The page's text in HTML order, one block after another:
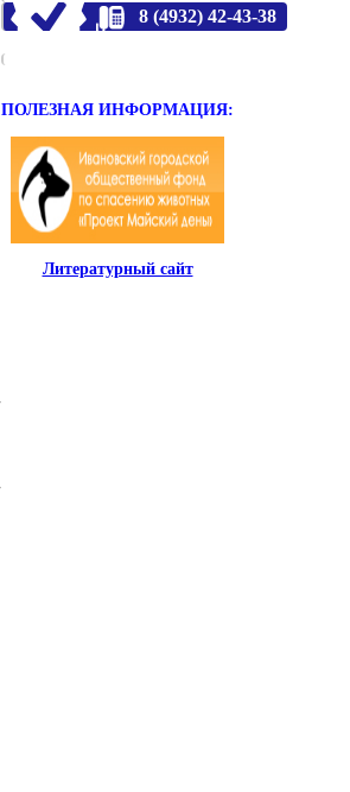
8 (4932) 42-43-38
ПОЛЕЗНАЯ ИНФОРМАЦИЯ:
Литературный сайт